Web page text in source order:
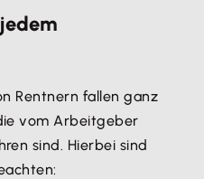
Rentnern fallen ganz
vom Arbeitgeber
sind. Hierbei sind